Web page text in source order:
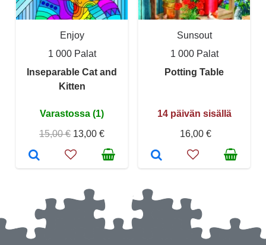
Enjoy
1 000 Palat
Inseparable Cat and
Kitten
Varastossa (1)
15,00 € 13,00 €
Sunsout
1 000 Palat
Potting Table
14 päivän sisällä
16,00 €